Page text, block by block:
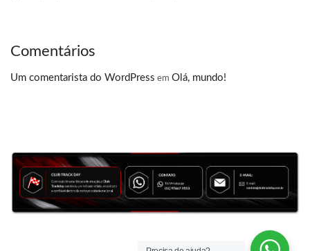
Comentários
Um comentarista do WordPress em Olá, mundo!